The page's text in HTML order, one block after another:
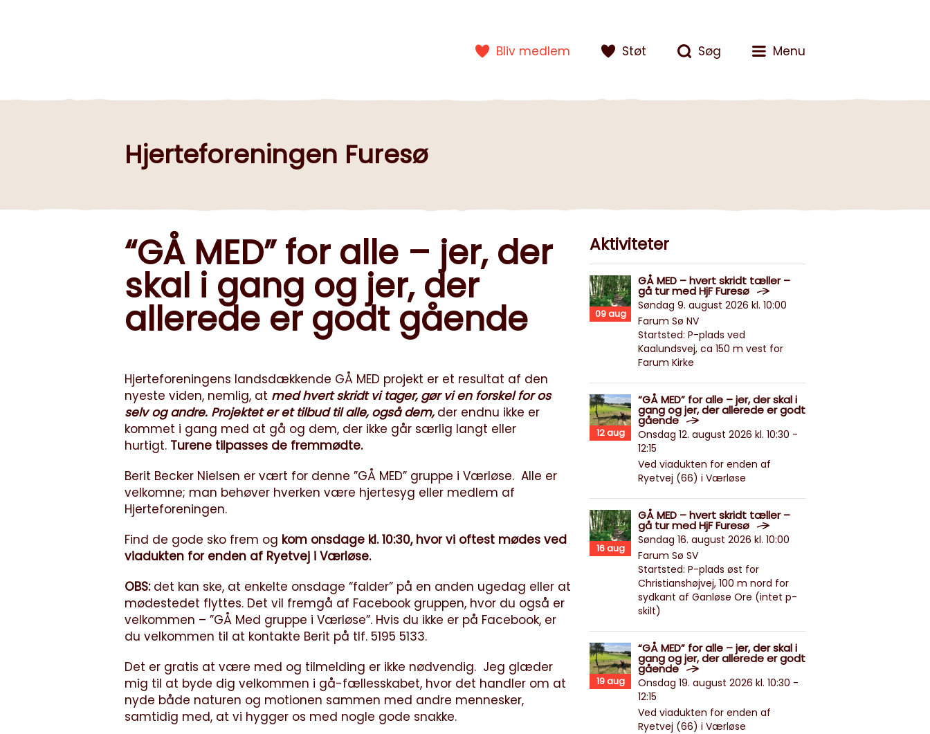
Bliv medlem Støt Søg Menu
Hjerteforeningen Furesø
“GÅ MED” for alle – jer, der
skal i gang og jer, der
allerede er godt gående
Hjerteforeningens landsdækkende GÅ MED projekt er et resultat af den
nyeste viden, nemlig, at med hvert skridt vi tager, gør vi en forskel for os
selv og andre. Projektet er et tilbud til alle, også dem,der endnu ikke er
kommet i gang med at gå og dem, der ikke går særlig langt eller
hurtigt. Turene tilpasses de fremmødte.
Berit Becker Nielsen er vært for denne ”GÅ MED” gruppe i Værløse. Alle er
velkomne; man behøver hverken være hjertesyg eller medlem af
Hjerteforeningen.
Find de gode sko frem og kom onsdage kl. 10:30, hvor vi oftest mødes ved
viadukten for enden af Ryetvej i Værløse.
OBS: det kan ske, at enkelte onsdage “falder” på en anden ugedag eller at
mødestedet flyttes. Det vil fremgå af Facebook gruppen, hvor du også er
velkommen – ”GÅ Med gruppe i Værløse”. Hvis du ikke er på Facebook, er
du velkommen til at kontakte Berit på tlf. 5195 5133.
Det er gratis at være med og tilmelding er ikke nødvendig. Jeg glæder
mig til at byde dig velkommen i gå-fællesskabet, hvor det handler om at
nyde både naturen og motionen sammen med andre mennesker,
samtidig med, at vi hygger os med nogle gode snakke.
Aktiviteter
09aug
GÅ MED – hvert skridt tæller –
gå tur med HjF Furesø
Søndag 9. august 2026 kl. 10:00
Farum Sø NV
Startsted: P-plads ved
Kaalundsvej, ca 150 m vest for
Farum Kirke
12aug
“GÅ MED” for alle – jer, der skal i
gang og jer, der allerede er godt
gående
Onsdag 12. august 2026 kl. 10:30 -
12:15
Ved viadukten for enden af
Ryetvej (66) i Værløse
16aug
GÅ MED – hvert skridt tæller –
gå tur med HjF Furesø
Søndag 16. august 2026 kl. 10:00
Farum Sø SV
Startsted: P-plads øst for
Christianshøjvej, 100 m nord for
sydkant af Ganløse Ore (intet p-
skilt)
19aug
“GÅ MED” for alle – jer, der skal i
gang og jer, der allerede er godt
gående
Onsdag 19. august 2026 kl. 10:30 -
12:15
Ved viadukten for enden af
Ryetvej (66) i Værløse